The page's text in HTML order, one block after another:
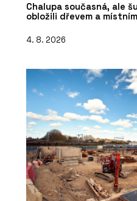
Chalupa současná, ale
obložili dřevem a
4. 8. 2026